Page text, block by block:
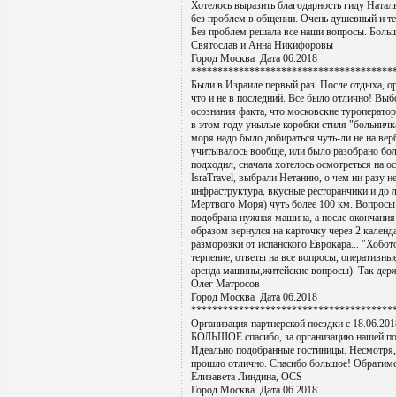
Хотелось выразить благодарность гиду
без проблем в общении. Очень душевный и
Без проблем решала все наши вопросы.
Святослав и Анна Никифоровы
Город Москва Дата 06.2018
Были в Израиле первый раз. После отдыха,
что и не в последний. Все было отлично!
осознания факта, что московские
в этом году унылые коробки стиля
моря надо было добираться чуть-ли не на
учитывалось вообще, или было разобрано
подходил, сначала хотелось осмотреться
IsraTravel, выбрали Нетанию, о чем ни разу
инфраструктура, вкусные ресторанчики и
Мертвого Моря) чуть более 100 км.
подобрана нужная машина, а после
образом вернулся на карточку через 2
разморозки от испанского Еврокара...
терпение, ответы на все вопросы,
аренда машины,житейские вопросы). Так
Олег Матросов
Город Москва Дата 06.2018
Организация партнерской поездки с
БОЛЬШОЕ спасибо, за организацию нашей
Идеально подобранные гостиницы.
прошло отлично. Спасибо большое!
Елизавета Линдина, ОСS
Город Москва Дата 06.2018